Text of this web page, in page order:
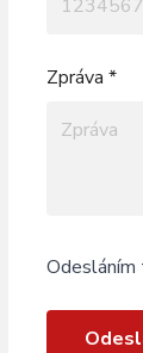
Zpráva *